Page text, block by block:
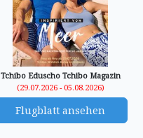
Tchibo Eduscho Tchibo Magazin
(29.07.2026 - 05.08.2026)
Flugblatt ansehen